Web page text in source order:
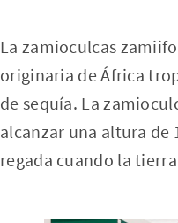
La zamioculcas
originaria de África
de sequía. La
alcanzar una altura de
regada cuando la